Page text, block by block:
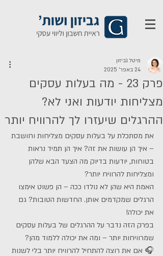
פרק 23 - מה בעלות עסקים
מצליחות יודעות ואני לא?
ההרגלים שיעזרו לך להרוויח יותר
מיטל גביזון
24 באפר׳ 2025
את מסתכלת על בעלות עסקים מצליחות וחושבת
– איך הן עושות את זה? איך הן תמיד נראות
בטוחות, יודעות בדיוק מה הצעד הבא שלהן
ומצליחות להרוויח יותר?
האמת היא שהן לא נולדו ככה – הן פשוט אימצו
הרגלים שמקדמים אותן. החדשות הטובות? גם
את יכולה!
בפרק הזה נדבר על ההרגלים של בעלות עסקים
שמרוויחות יותר – ומה את יכולה ללמוד מהן?
🎧 אם את רוצה להתחיל להרוויח יותר בלי לשנות